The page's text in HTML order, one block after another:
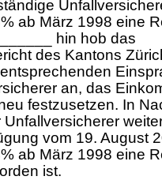
ab März 1998 eine
hin hob das
des Kantons
an, das
festzusetzen. In
vom 19. August
ab März 1998 eine
ist.